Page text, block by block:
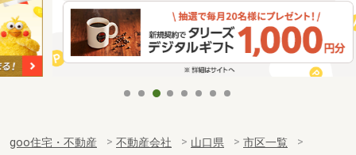
goo住宅・不動産 不動産会社 山口県
市区一覧